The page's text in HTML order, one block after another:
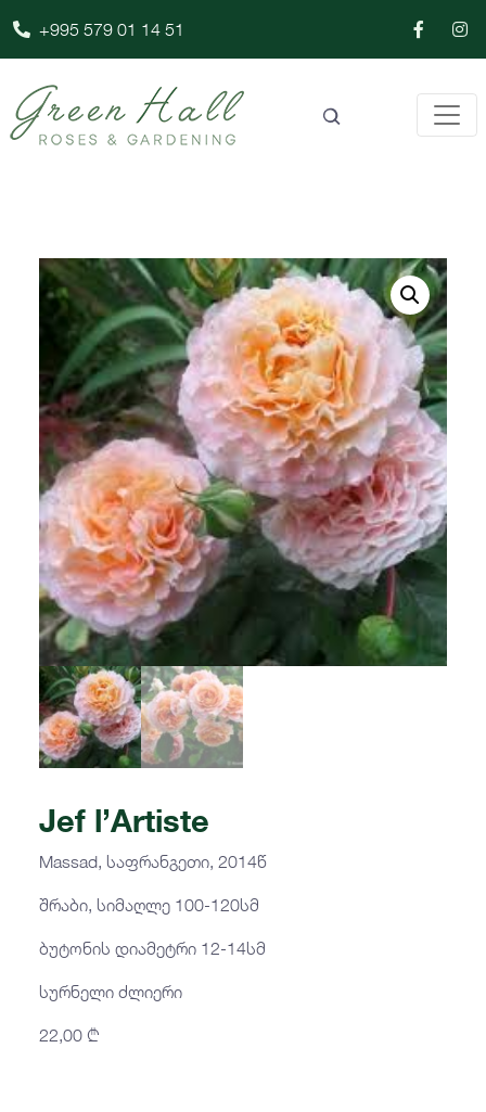
+995 579 01 14 51
Jef l’Artiste
Massad, საფრანგეთი, 2014წ
შრაბი, სიმაღლე 100-120სმ
ბუტონის დიამეტრი 12-14სმ
სურნელი ძლიერი
22,00 ₾